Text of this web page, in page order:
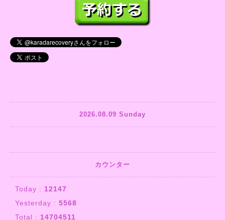
2026.08.09 Sunday
カウンター
Today : 12147
Yesterday : 5568
Total : 14704511